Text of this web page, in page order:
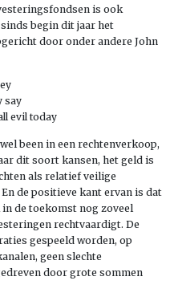
is ook
begin dit jaar het
door onder andere John
say
evil today
been in een rechtenverkoop,
dit soort kansen, het geld is
als relatief veilige
de positieve kant ervan is dat
de toekomst nog zoveel
rechtvaardigt. De
gespeeld worden, op
geen slechte
door grote sommen